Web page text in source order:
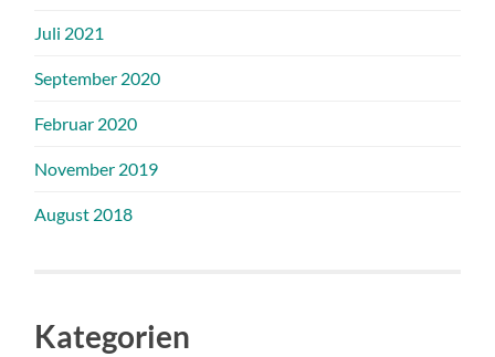
Juli 2021
September 2020
Februar 2020
November 2019
August 2018
Kategorien